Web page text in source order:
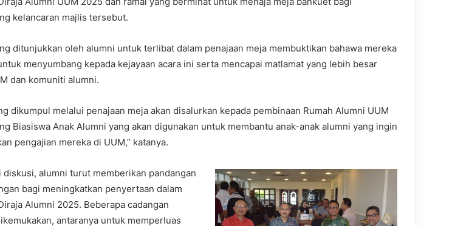
kelancaran majlis tersebut.
ditunjukkan oleh alumni untuk terlibat dalam penajaan meja membuktikan bahawa mereka
menyumbang kepada kejayaan acara ini serta mencapai matlamat yang lebih besar
dan komuniti alumni.
dikumpul melalui penajaan meja akan disalurkan kepada pembinaan Rumah Alumni UUM
Biasiswa Anak Alumni yang akan digunakan untuk membantu anak-anak alumni yang ingin
pengajian mereka di UUM,” katanya.
diskusi, alumni turut memberikan pandangan
bagi meningkatkan penyertaan dalam
Alumni 2025. Beberapa cadangan
antaranya untuk memperluas